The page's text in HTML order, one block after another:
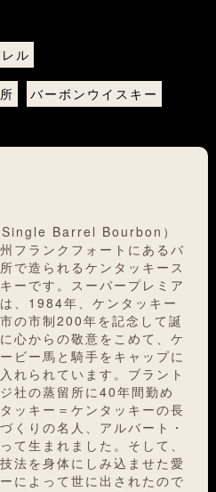
ル
バーボンウイスキー
Barrel Bourbon）
フランクフォートにあるバ
で造られるケンタッキース
ーです。スーパープレミア
、1984年、ケンタッキー
の市制200年を記念して誕
心からの敬意をこめて、ケ
ビー馬と騎手をキャップに
れられています。ブラント
社の蒸留所に40年間勤め
ッキー＝ケンタッキーの長
くりの名人、アルバート・
て生まれました。そして、
法を身体にしみ込ませた愛
によって世に出されたので